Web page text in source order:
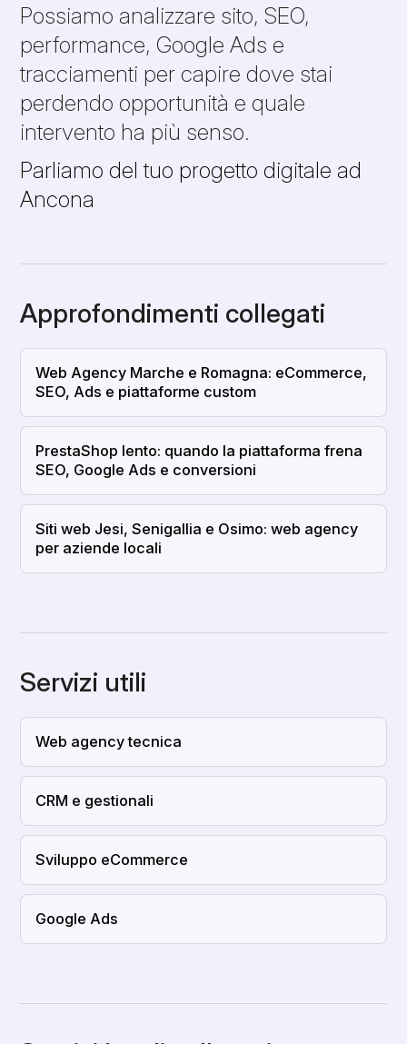
Possiamo analizzare sito, SEO,
performance, Google Ads e
tracciamenti per capire dove stai
perdendo opportunità e quale
intervento ha più senso.
Parliamo del tuo progetto digitale ad
Ancona
Approfondimenti collegati
Web Agency Marche e Romagna: eCommerce,
SEO, Ads e piattaforme custom
PrestaShop lento: quando la piattaforma frena
SEO, Google Ads e conversioni
Siti web Jesi, Senigallia e Osimo: web agency
per aziende locali
Servizi utili
Web agency tecnica
CRM e gestionali
Sviluppo eCommerce
Google Ads